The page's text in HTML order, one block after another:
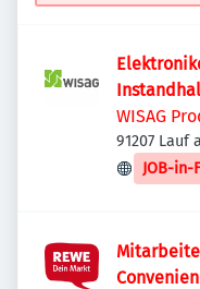
WISAG
91207 Lauf
JOB-in-